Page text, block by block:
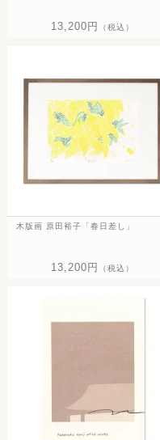
13,200円 （税込）
木版画 原田裕子「春日差し」
13,200円 （税込）